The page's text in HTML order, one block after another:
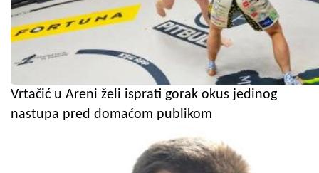
Vrtačić u Areni želi isprati gorak okus jedinog
nastupa pred domaćom publikom